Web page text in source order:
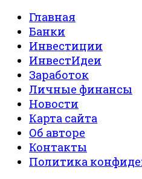
Главная
Банки
Инвестиции
ИнвестИдеи
Заработок
Личные финансы
Новости
Карта сайта
Об авторе
Контакты
Политика